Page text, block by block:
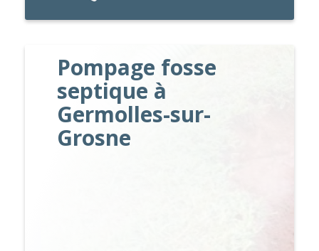
Pompage fosse
septique à
Germolles-sur-
Grosne